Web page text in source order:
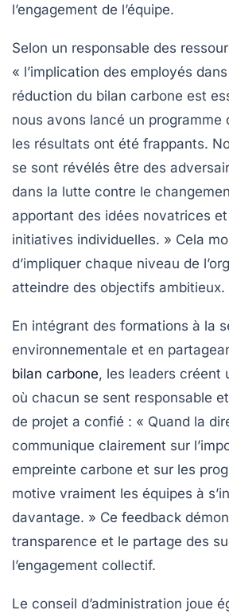
l’engagement de l’équipe.
Selon un responsable des
« l’implication des employés
réduction du bilan carbone est
nous avons lancé un programme
les résultats ont été frappants.
se sont révélés être des
dans la lutte contre le
apportant des idées novatrices
initiatives individuelles. » Cela
d’impliquer chaque niveau de
atteindre des objectifs ambitieux.
En intégrant des formations à la
environnementale et en
bilan carbone, les leaders créent
où chacun se sent responsable
de projet a confié : « Quand la
communique clairement sur
empreinte carbone et sur les
motive vraiment les équipes à
davantage. » Ce feedback
transparence et le partage des
l’engagement collectif.
Le conseil d’administration joue